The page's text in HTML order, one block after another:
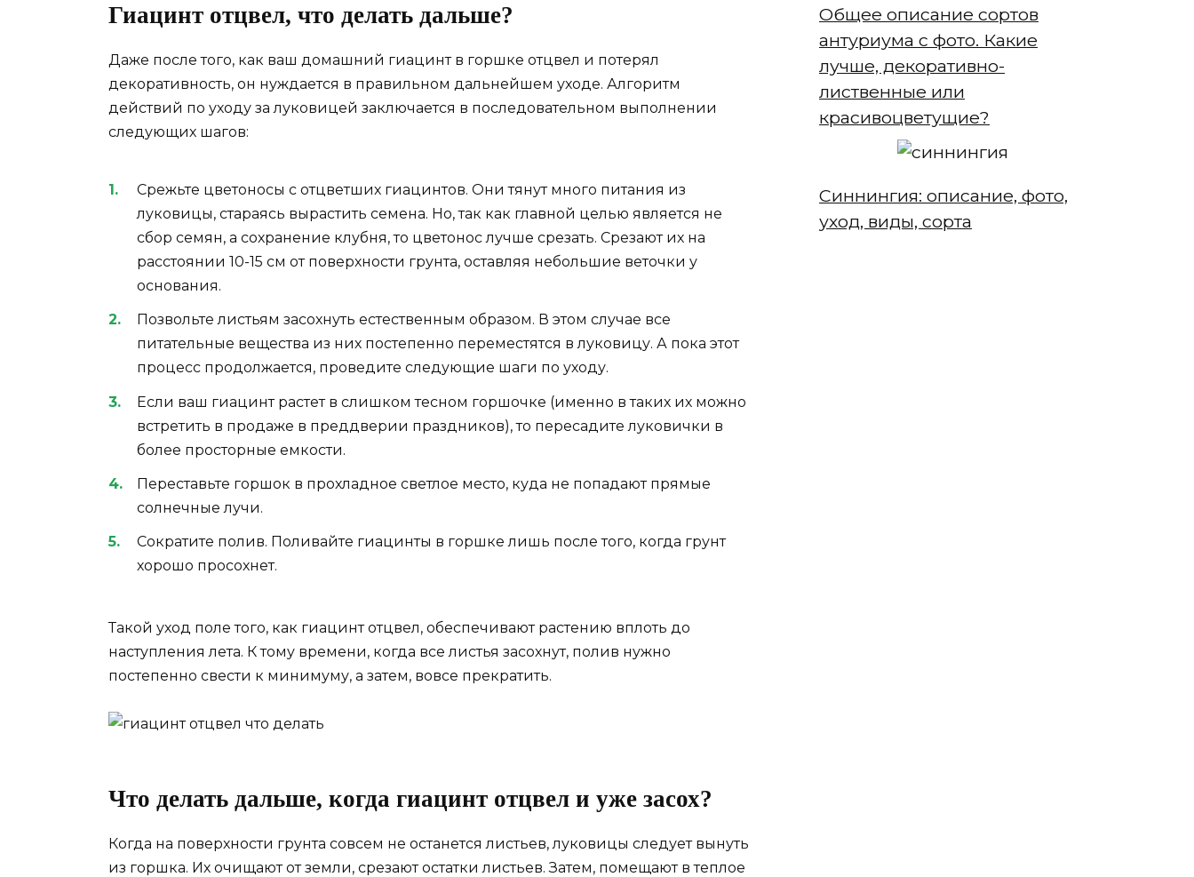
Гиацинт отцвел, что делать дальше?
Даже после того, как ваш домашний гиацинт в горшке отцвел и потерял
декоративность, он нуждается в правильном дальнейшем уходе. Алгоритм
действий по уходу за луковицей заключается в последовательном выполнении
следующих шагов:
Срежьте цветоносы с отцветших гиацинтов. Они тянут много питания из
луковицы, стараясь вырастить семена. Но, так как главной целью является не
сбор семян, а сохранение клубня, то цветонос лучше срезать. Срезают их на
расстоянии 10-15 см от поверхности грунта, оставляя небольшие веточки у
основания.
Позвольте листьям засохнуть естественным образом. В этом случае все
питательные вещества из них постепенно переместятся в луковицу. А пока этот
процесс продолжается, проведите следующие шаги по уходу.
Если ваш гиацинт растет в слишком тесном горшочке (именно в таких их можно
встретить в продаже в преддверии праздников), то пересадите луковички в
более просторные емкости.
Переставьте горшок в прохладное светлое место, куда не попадают прямые
солнечные лучи.
Сократите полив. Поливайте гиацинты в горшке лишь после того, когда грунт
хорошо просохнет.
Такой уход поле того, как гиацинт отцвел, обеспечивают растению вплоть до
наступления лета. К тому времени, когда все листья засохнут, полив нужно
постепенно свести к минимуму, а затем, вовсе прекратить.
Что делать дальше, когда гиацинт отцвел и уже засох?
Когда на поверхности грунта совсем не останется листьев, луковицы следует вынуть
из горшка. Их очищают от земли, срезают остатки листьев. Затем, помещают в теплое
Общее описание сортов
антуриума с фото. Какие
лучше, декоративно-
лиственные или
красивоцветущие?
Синнингия: описание, фото,
уход, виды, сорта